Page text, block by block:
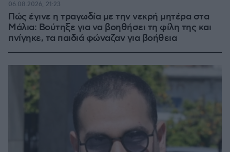
Πώς έγινε η τραγωδία με την νεκρή μητέρα στα
Μάλια: Βούτηξε για να βοηθήσει τη φίλη της και
πνίγηκε, τα παιδιά φώναζαν για βοήθεια
06.08.2026, 21:23